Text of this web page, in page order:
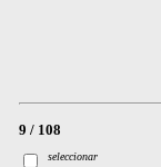
9 / 108
seleccionar